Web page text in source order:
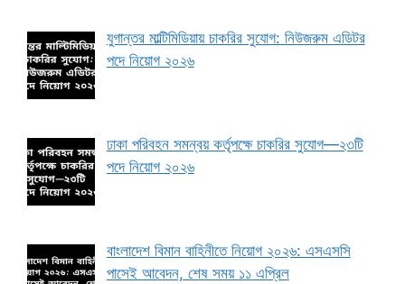
যুগান্তর মাল্টিমিডিয়ায় চাকরির সুযোগ: নিউজরুম এডিটর
পদে নিয়োগ ২০২৬
ঢাকা পরিবহন সমন্বয় কর্তৃপক্ষে চাকরির সুযোগ—২৩টি
পদে নিয়োগ ২০২৬
বাংলাদেশ বিমান বাহিনীতে নিয়োগ ২০২৬: এসএসসি
পাসেই আবেদন, শেষ সময় ১১ এপ্রিল